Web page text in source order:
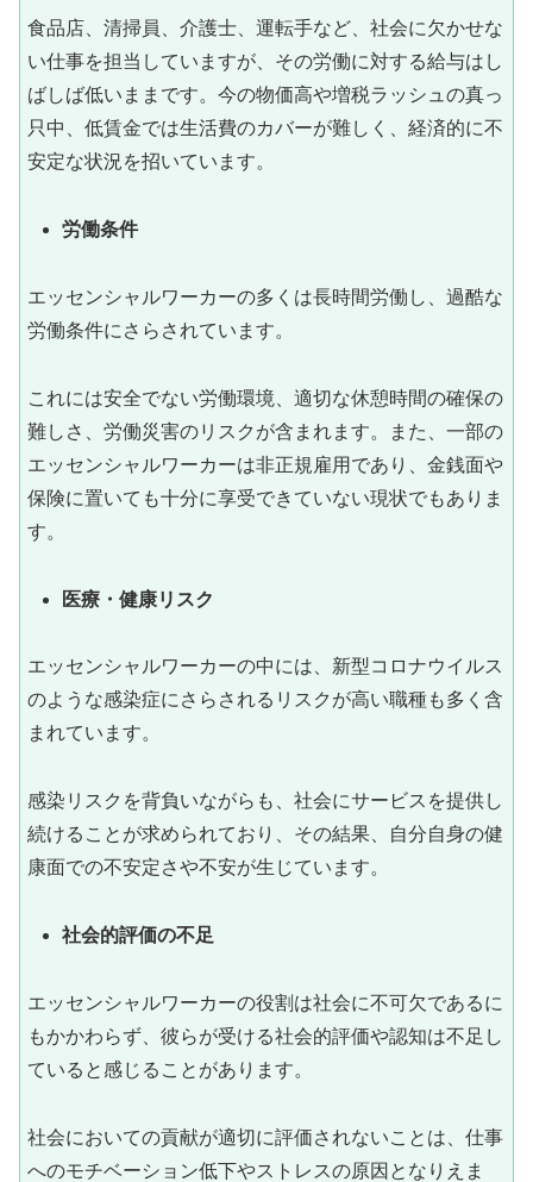
食品店、清掃員、介護士、運転手など、社会に欠かせな
い仕事を担当していますが、その労働に対する給与はし
ばしば低いままです。今の物価高や増税ラッシュの真っ
只中、低賃金では生活費のカバーが難しく、経済的に不
安定な状況を招いています。
労働条件
エッセンシャルワーカーの多くは長時間労働し、過酷な
労働条件にさらされています。
これには安全でない労働環境、適切な休憩時間の確保の
難しさ、労働災害のリスクが含まれます。また、一部の
エッセンシャルワーカーは非正規雇用であり、金銭面や
保険に置いても十分に享受できていない現状でもありま
す。
医療・健康リスク
エッセンシャルワーカーの中には、新型コロナウイルス
のような感染症にさらされるリスクが高い職種も多く含
まれています。
感染リスクを背負いながらも、社会にサービスを提供し
続けることが求められており、その結果、自分自身の健
康面での不安定さや不安が生じています。
社会的評価の不足
エッセンシャルワーカーの役割は社会に不可欠であるに
もかかわらず、彼らが受ける社会的評価や認知は不足し
ていると感じることがあります。
社会においての貢献が適切に評価されないことは、仕事
へのモチベーション低下やストレスの原因となりえま